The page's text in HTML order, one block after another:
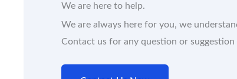
We are here to help.
We are always here for you, we
Contact us for any question or suggestion